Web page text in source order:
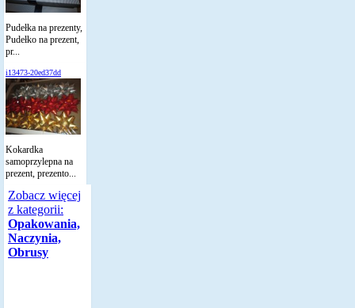
Pudełka na prezenty,
Pudełko na prezent,
pr...
i13473-20ed37dd
Kokardka
samoprzylepna na
prezent, prezento...
Zobacz więcej
z kategorii:
Opakowania,
Naczynia,
Obrusy